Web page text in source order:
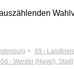
69 -
- Werder (Havel), Stadt